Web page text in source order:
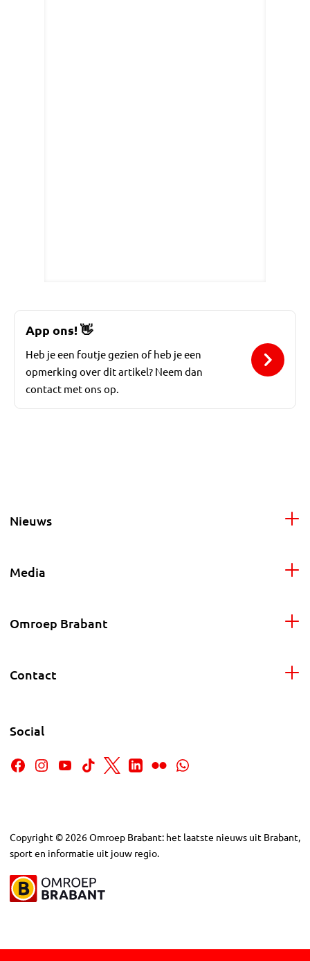
App ons!👋
Heb je een foutje gezien of heb je een
opmerking over dit artikel? Neem dan
contact met ons op.
Nieuws
Media
Omroep Brabant
Contact
Social
Copyright © 2026Omroep Brabant: het laatste nieuws uit Brabant,
sport en informatie uit jouw regio.